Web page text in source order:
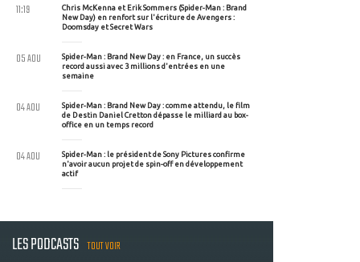
Chris McKenna et Erik Sommers (Spider-Man : Brand
New Day) en renfort sur l'écriture de Avengers :
Doomsday et Secret Wars
11:19
Spider-Man : Brand New Day : en France, un succès
record aussi avec 3 millions d'entrées en une
semaine
05 AOU
Spider-Man : Brand New Day : comme attendu, le film
de Destin Daniel Cretton dépasse le milliard au box-
office en un temps record
04 AOU
Spider-Man : le président de Sony Pictures confirme
n'avoir aucun projet de spin-off en développement
actif
04 AOU
LES PODCASTS TOUT VOIR